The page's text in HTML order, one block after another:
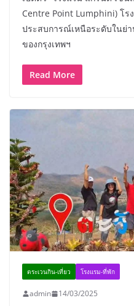
Centre Point Lumphini) โ
ประสบการณ์เหนือระดับในย่
ของกรุงเทพฯ
Read More
ตระเวนกิน-เที่ยว โรงแรม-ที่พัก
admin 14/03/2025